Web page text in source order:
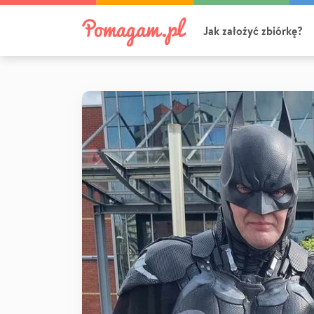
Jak założyć zbiórkę?